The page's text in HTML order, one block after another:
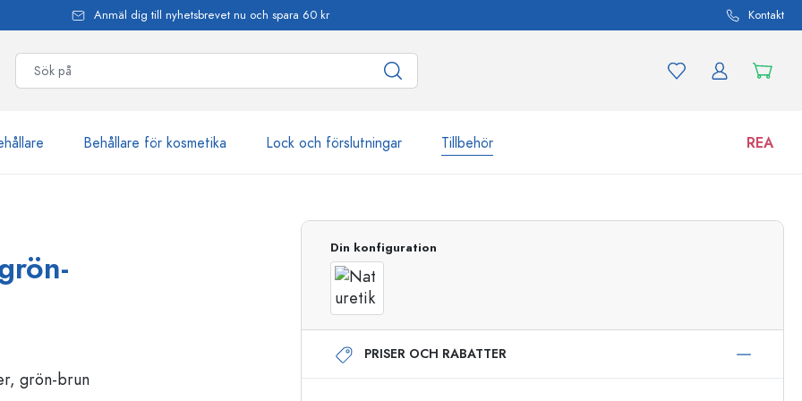
Anmäl dig till nyhetsbrevet nu och spara 60 kr Kontakt
Behållare för kosmetika Lock och förslutningar Tillbehör REA
Sprayflaskor
Airless dispenser
Roll on-flaskor
Burkar
Din konfiguration
PRISER OCH RABATTER